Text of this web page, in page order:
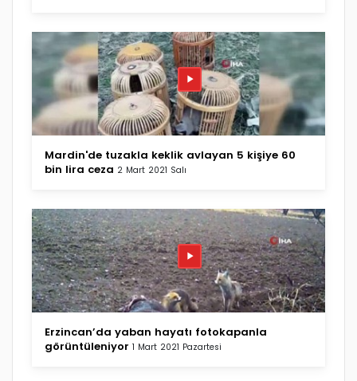
Mardin'de tuzakla keklik avlayan 5 kişiye 60
bin lira ceza 2 Mart 2021 Salı
Erzincan’da yaban hayatı fotokapanla
görüntüleniyor 1 Mart 2021 Pazartesi